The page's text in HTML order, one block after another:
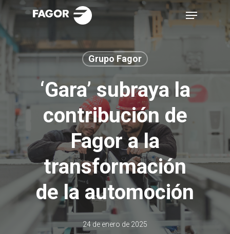
Skip
to
main
content
Menu
Grupo Fagor
‘Gara’ subraya la
contribución de
Fagor a la
transformación
de la automoción
24 de enero de 2025